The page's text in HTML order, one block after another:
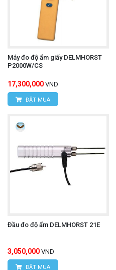
Máy đo độ ẩm giấy DELMHORST
P2000W/CS
17,300,000 VND
ĐẶT MUA
Đầu đo độ ẩm DELMHORST 21E
3,050,000 VND
ĐẶT MUA